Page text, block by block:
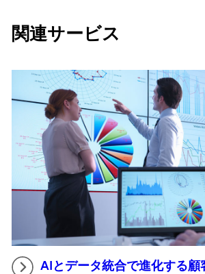
関連サービス
AIとデータ統合で進化する顧